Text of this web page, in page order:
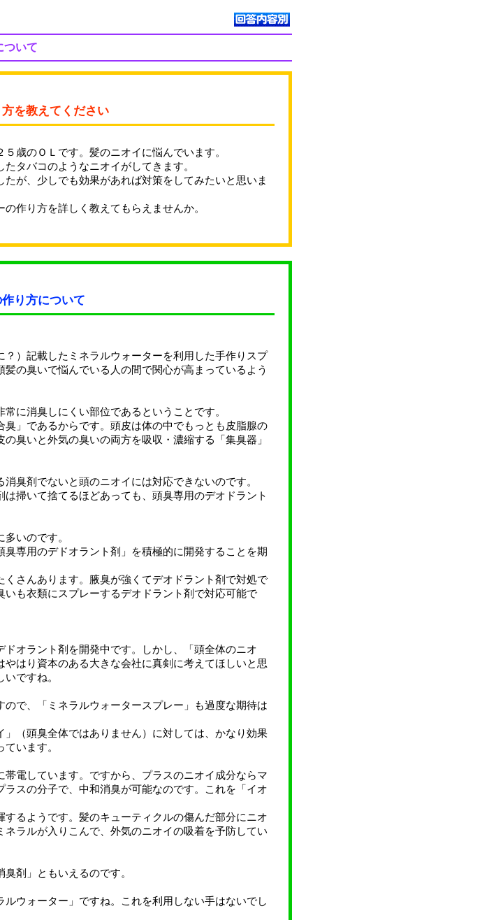
ついて
を教えてください
歳のＯＬです。髪のニオイに悩んでいます。
タバコのようなニオイがしてきます。
が、少しでも効果があれば対策をしてみたいと思いま
作り方を詳しく教えてもらえませんか。
り方について
）記載したミネラルウォーターを利用した手作りスプ
の臭いで悩んでいる人の間で関心が高まっているよう
に消臭しにくい部位であるということです。
」であるからです。頭皮は体の中でもっとも皮脂腺の
臭いと外気の臭いの両方を吸収・濃縮する「集臭器」
臭剤でないと頭のニオイには対応できないのです。
掃いて捨てるほどあっても、頭臭専用のデオドラント
いのです。
専用のデドオラント剤」を積極的に開発することを期
さんあります。腋臭が強くてデオドラント剤で対処で
も衣類にスプレーするデオドラント剤で対応可能で
オラント剤を開発中です。しかし、「頭全体のニオ
はり資本のある大きな会社に真剣に考えてほしいと思
ですね。
で、「ミネラルウォータースプレー」も過度な期待は
（頭臭全体ではありません）に対しては、かなり効果
います。
電しています。ですから、プラスのニオイ成分ならマ
スの分子で、中和消臭が可能なのです。これを「イオ
るようです。髪のキューティクルの傷んだ部分にニオ
ラルが入りこんで、外気のニオイの吸着を予防してい
剤」ともいえるのです。
ウォーター」ですね。これを利用しない手はないでし